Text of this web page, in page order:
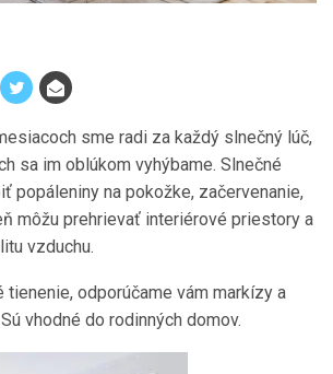
sme radi za každý slnečný lúč,
sa im oblúkom vyhýbame. Slnečné
popáleniny na pokožke, začervenanie,
môžu prehrievať interiérové priestory a
vzduchu.
tienenie, odporúčame vám markízy a
vhodné do rodinných domov.